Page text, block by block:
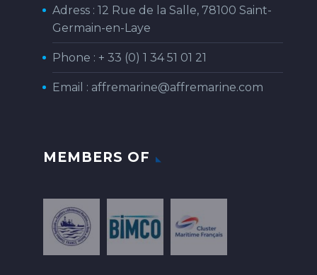
Adress : 12 Rue de la Salle, 78100 Saint-
Germain-en-Laye
Phone : + 33 (0) 1 34 51 01 21
Email : affremarine@affremarine.com
MEMBERS OF